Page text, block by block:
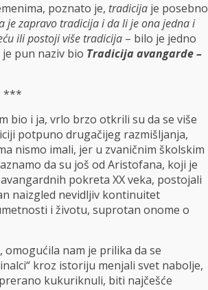
poznato je, tradicija je posebno
je zapravo tradicija i da li je ona jedna i
ili postoji više tradicija – bilo je jedno
pun naziv bio Tradicija avangarde –
***
bio i ja, vrlo brzo otkrili su da se više
potpuno drugačijeg razmišljanja,
nismo imali, jer u zvaničnim školskim
da su još od Aristofana, koji je
pokreta XX veka, postojali
naizgled nevidljiv kontinuitet
i životu, suprotan onome o
omogućila nam je prilika da se
kroz istoriju menjali svet nabolje,
kukuriknuli, biti najčešće